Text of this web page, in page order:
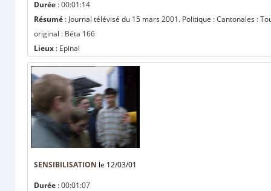
Durée : 00:01:14
Résumé : Journal télévisé du 15 mars 2001. Politique : Cantonales :
original : Béta 166
Lieux : Epinal
SENSIBILISATION le 12/03/01
Durée : 00:01:07